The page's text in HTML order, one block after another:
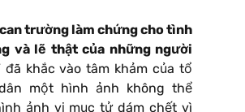
trường làm chứng cho tình
và lẽ thật của những người
đã khắc vào tâm khảm của tổ
một hình ảnh không thể
ảnh vị mục tử dám chết vì